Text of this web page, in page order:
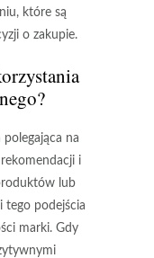
które są
o zakupie.
na
i
lub
tego podejścia
marki. Gdy